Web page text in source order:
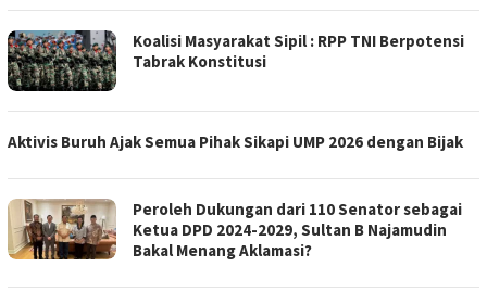
Koalisi Masyarakat Sipil : RPP TNI Berpotensi
Tabrak Konstitusi
Aktivis Buruh Ajak Semua Pihak Sikapi UMP 2026 dengan Bijak
Peroleh Dukungan dari 110 Senator sebagai
Ketua DPD 2024-2029, Sultan B Najamudin
Bakal Menang Aklamasi?